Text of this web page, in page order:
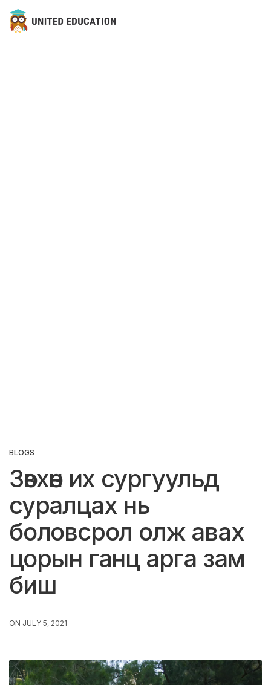
BLOGS
Зөвхөн их сургуульд
суралцах нь
боловсрол олж авах
цорын ганц арга зам
биш
ON JULY 5, 2021